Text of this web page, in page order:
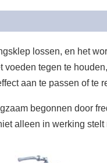
lossen, en het
tegen te
aan te passen of te
begonnen door
alleen in werking